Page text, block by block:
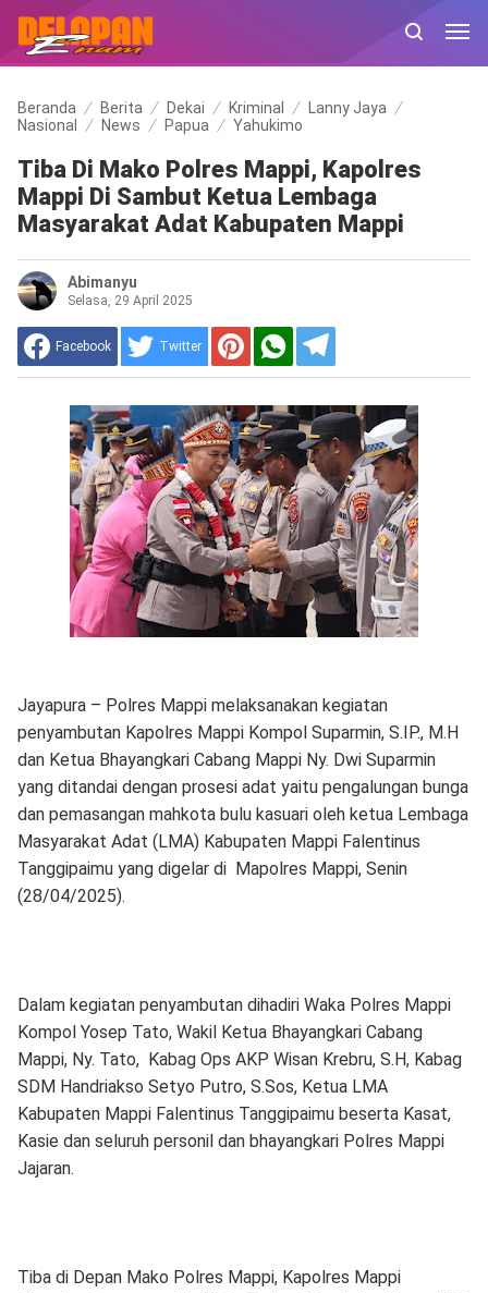
Beranda Berita Dekai Kriminal
Lanny Jaya
Nasional
News Papua Yahukimo
Tiba Di Mako Polres Mappi, Kapolres
Mappi Di Sambut Ketua Lembaga
Masyarakat Adat Kabupaten Mappi
Abimanyu
Selasa, 29 April 2025
Facebook Twitter
Jayapura – Polres Mappi melaksanakan kegiatan
penyambutan Kapolres Mappi Kompol Suparmin, S.IP., M.H
dan Ketua Bhayangkari Cabang Mappi Ny. Dwi Suparmin
yang ditandai dengan prosesi adat yaitu pengalungan bunga
dan pemasangan mahkota bulu kasuari oleh ketua Lembaga
Masyarakat Adat (LMA) Kabupaten Mappi Falentinus
Tanggipaimu yang digelar di Mapolres Mappi, Senin
(28/04/2025).
Dalam kegiatan penyambutan dihadiri Waka Polres Mappi
Kompol Yosep Tato, Wakil Ketua Bhayangkari Cabang
Mappi, Ny. Tato, Kabag Ops AKP Wisan Krebru, S.H, Kabag
SDM Handriakso Setyo Putro, S.Sos, Ketua LMA
Kabupaten Mappi Falentinus Tanggipaimu beserta Kasat,
Kasie dan seluruh personil dan bhayangkari Polres Mappi
Jajaran.
Tiba di Depan Mako Polres Mappi, Kapolres Mappi